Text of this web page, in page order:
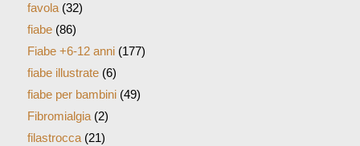
favola(32)
fiabe(86)
Fiabe +6-12 anni(177)
fiabe illustrate(6)
fiabe per bambini(49)
Fibromialgia(2)
filastrocca(21)